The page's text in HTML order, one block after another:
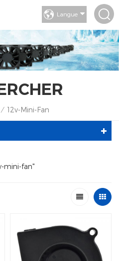
Langue
/ 12v-Mini-Fan
mini-fan"